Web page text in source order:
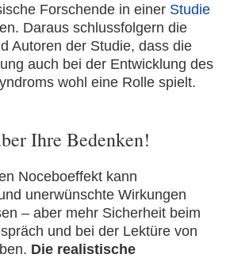
Forschende in einer Studie
Daraus schlussfolgern die
Autoren der Studie, dass die
auch bei der Entwicklung des
wohl eine Rolle spielt.
Ihre Bedenken!
Noceboeffekt kann
unerwünschte Wirkungen
– aber mehr Sicherheit beim
und bei der Lektüre von
Die realistische